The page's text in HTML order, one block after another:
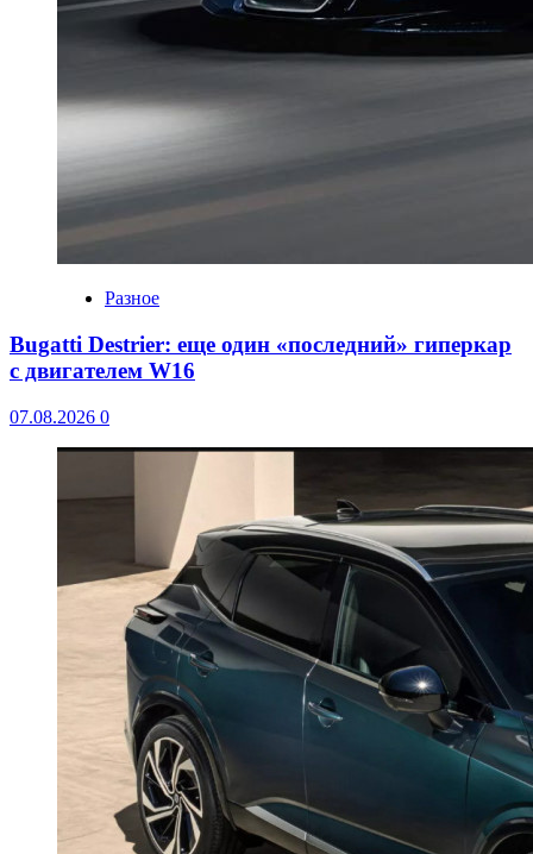
Разное
Bugatti Destrier: еще один «последний» гиперкар
с двигателем W16
07.08.2026 0